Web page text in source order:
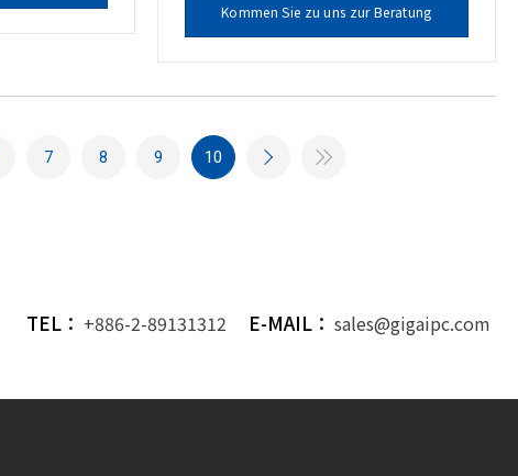
Kommen Sie zu uns zur Beratung
7 8 9 10
TEL： +886-2-89131312 E-MAIL： sales@gigaipc.com